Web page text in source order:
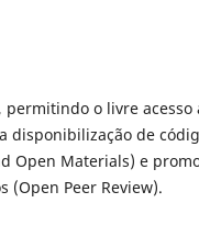
o livre
disponibilização de
Open Materials) e
(Open Peer Review).